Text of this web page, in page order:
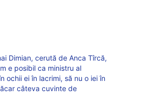
Dimian, cerută de Anca Tîrcă,
e posibil ca ministru al
ochii ei în lacrimi, să nu o iei în
câteva cuvinte de